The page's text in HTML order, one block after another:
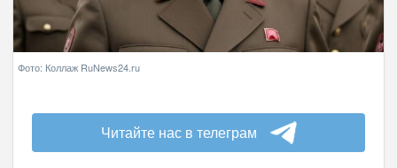
Фото: Коллаж RuNews24.ru
Читайте нас в телеграм